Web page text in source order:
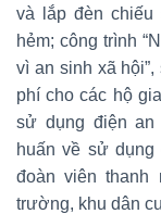
và lắp đèn chiếu
hẻm; công trình
vì an sinh xã
phí cho các hộ
sử dụng điện an
huấn về sử
đoàn viên thanh
trường, khu dân